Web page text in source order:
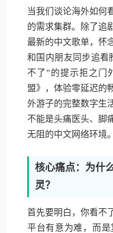
当我们谈论海外如何
的需求集群。除了追
最新的中文歌单，怀
和国内朋友同步追看
不了”的提示拒之门
盟》，体验零延迟的
外游子的完整数字生
不能是头痛医头、脚
无阻的中文网络环境。
核心痛点：为什
灵？
首先要明白，你看不
平台有意为难，而